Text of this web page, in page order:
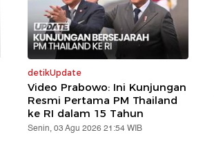
detikUpdate
Video Prabowo: Ini Kunjungan
Resmi Pertama PM Thailand
ke RI dalam 15 Tahun
Senin, 03 Agu 2026 21:54 WIB